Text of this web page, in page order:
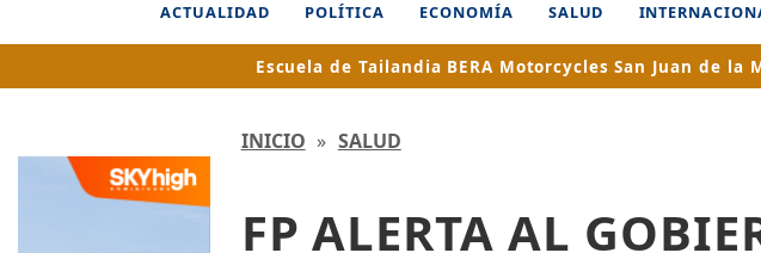
ACTUALIDAD POLÍTICA ECONOMÍA SALUD
Escuela de Tailandia BERA Motorcycles San Juan de la
INICIO » SALUD
FP ALERTA AL